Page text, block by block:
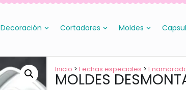
Decoración Cortadores Moldes
Inicio > Fechas especiales >
MOLDES